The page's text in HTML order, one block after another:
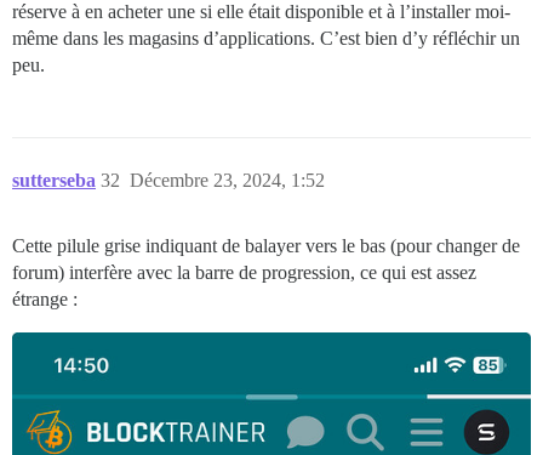
réserve à en acheter une si elle était disponible et à l’installer moi-
même dans les magasins d’applications. C’est bien d’y réfléchir un
peu.
sutterseba Décembre 23, 2024, 1:52
32
Cette pilule grise indiquant de balayer vers le bas (pour changer de
forum) interfère avec la barre de progression, ce qui est assez
étrange :